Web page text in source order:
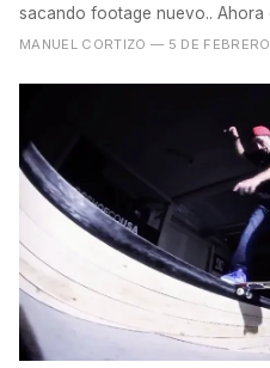
sacando footage nuevo.. Ahora
MANUEL CORTIZO — 5 DE